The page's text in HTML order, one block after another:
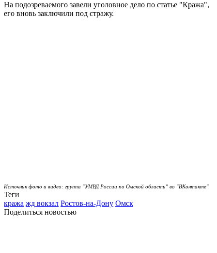
На подозреваемого завели уголовное дело по статье "Кража",
его вновь заключили под стражу.
Источник фото и видео: группа "УМВД России по Омской области" во "ВКонтакте"
Теги
кража жд вокзал Ростов-на-Дону Омск
Поделиться новостью